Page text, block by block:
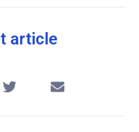
article